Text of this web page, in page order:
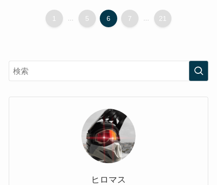
1 ... 5 6 7 ... 21
ヒロマス